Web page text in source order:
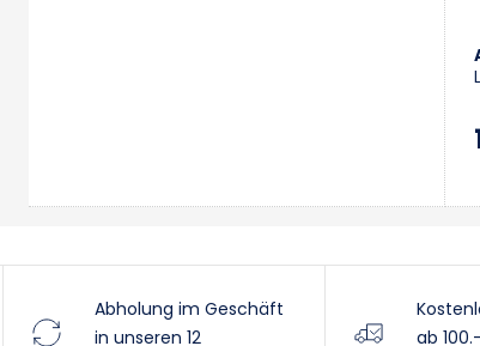
Abholung im Geschäft
in unseren 12
ab